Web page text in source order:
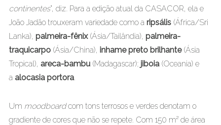
continentes”, diz. Para a edição atual da CASACOR, ela e
João Jadão trouxeram variedade como a ripsális(África/Sri
Lanka), palmeira-fênix(Ásia/Tailândia), palmeira-
traquicarpo (Ásia/China), inhame preto brilhante(Ásia
Tropical), areca-bambu(Madagascar); jiboia(Oceania) e
a alocasia portora.
Um moodboardcom tons terrosos e verdes denotam o
gradiente de cores que não se repete. Com 150 m² de área